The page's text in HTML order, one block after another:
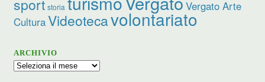
sport storia
Vergato Arte
CulturaVideotecavolontariato
ARCHIVIO
Archivio